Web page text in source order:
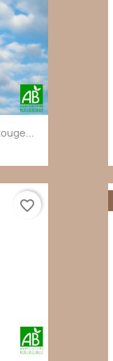
favorite_border